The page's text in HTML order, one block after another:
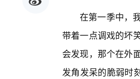
在第一季中，
带着一点调戏的坏
会发现，那个在外
发角发呆的脆弱时